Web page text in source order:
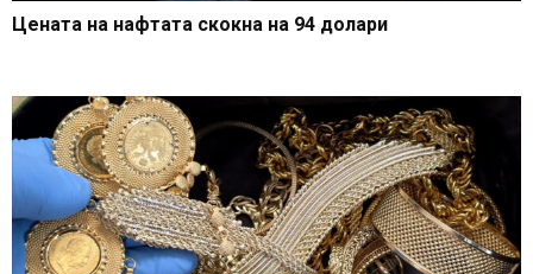
Цената на нафтата скокна на 94 долари